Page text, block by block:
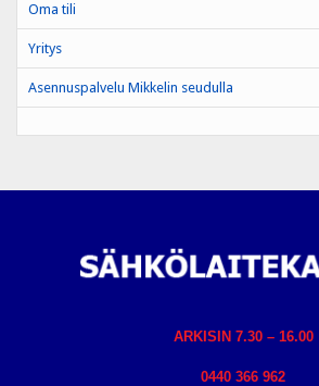
Oma tili
Yritys
Asennuspalvelu Mikkelin seudulla
ARKISIN 7.30 – 16.00
0440 366 962